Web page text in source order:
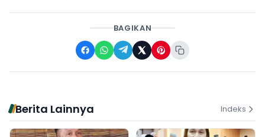
BAGIKAN
Berita Lainnya Indeks